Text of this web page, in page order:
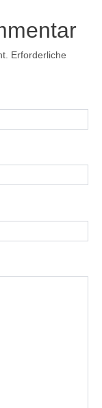
Erforderliche